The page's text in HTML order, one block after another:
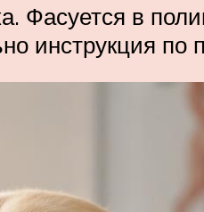
Фасуется в
инструкция